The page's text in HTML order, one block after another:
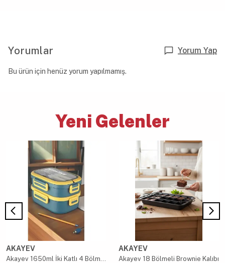
Yorumlar Yorum Yap
Bu ürün için henüz yorum yapılmamış.
Yeni Gelenler
AKAYEV
Akayev 1650ml İki Katlı 4 Bölmeli Çelik Yemek Kabı Mavi
AKAYEV
Akayev 18 Bölmeli Brownie Kalıbı